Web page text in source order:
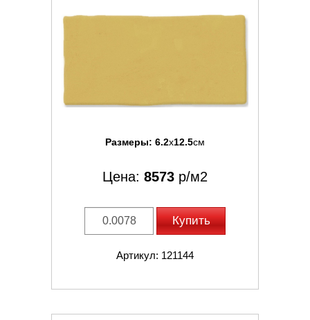
Размеры: 6.2x12.5см
Цена: 8573 р/м2
Купить
Артикул: 121144